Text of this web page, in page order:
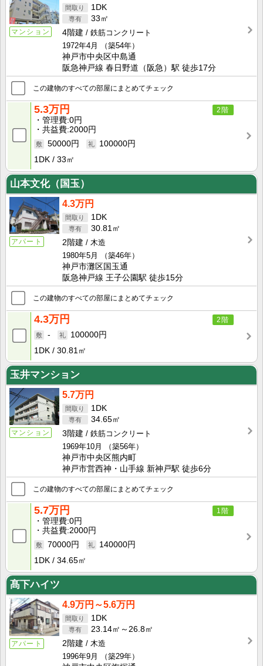
マンション
1DK
33㎡
4階建
鉄筋コンクリート
1972年4月
（築54年）
神戸市中央区中島通
阪急神戸線 春日野道（阪急）駅 徒歩17分
この建物のすべての部屋にまとめてチェック
2階
5.3万円
管理費 0円
共益費 2000円
50000円
100000円
1DK
33㎡
山本文化（国玉）
アパート
4.3万円
1DK
30.81㎡
2階建
木造
1980年5月
（築46年）
神戸市灘区国玉通
阪急神戸線 王子公園駅 徒歩15分
この建物のすべての部屋にまとめてチェック
2階
4.3万円
-
100000円
1DK
30.81㎡
玉井マンション
マンション
5.7万円
1DK
34.65㎡
3階建
鉄筋コンクリート
1969年10月
（築56年）
神戸市中央区熊内町
神戸市営西神・山手線 新神戸駅 徒歩6分
この建物のすべての部屋にまとめてチェック
1階
5.7万円
管理費 0円
共益費 2000円
70000円
140000円
1DK
34.65㎡
髙下ハイツ
アパート
4.9万円～5.6万円
1DK
23.14㎡～26.8㎡
2階建
木造
1996年9月
（築29年）